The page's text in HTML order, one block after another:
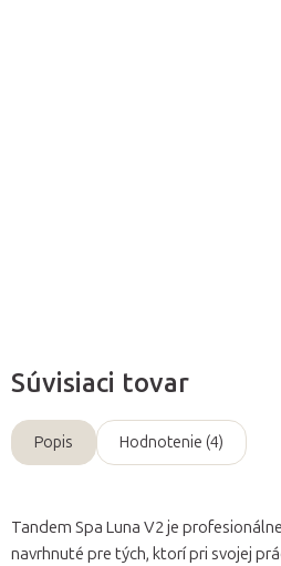
Súvisiaci tovar
Popis Hodnotenie (4)
Tandem Spa Luna V2 je profesionálne
navrhnuté pre tých, ktorí pri svojej